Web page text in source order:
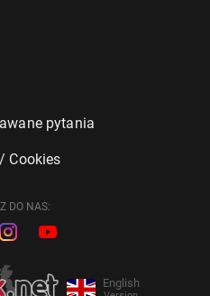
pytania
Cookies
DO NAS:
English